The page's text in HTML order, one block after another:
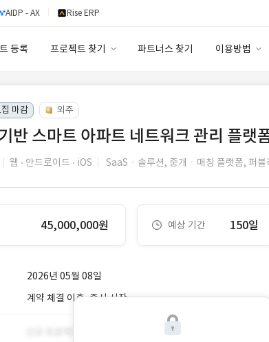
AIDP - AX Rise ERP
등록 프로젝트 찾기 파트너스 찾기 이용방법
유사사례 검색 AI
이용요금
고객센터
마감 외주
반 스마트 아파트 네트워크 관리 플랫
웹 안드로이드 iOS SaaSㆍ솔루션, 중개ㆍ매칭 플랫폼, 퍼블
45,000,000원 예상 기간 150일
2026년 05월 08일
계약 체결 이후, 즉시 시작